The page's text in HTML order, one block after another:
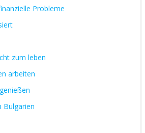
Probleme
zum leben
arbeiten
Bulgarien